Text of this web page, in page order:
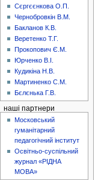
Сєргєєнкова О.П.
Чернобровкін В.М.
Бакланов К.В.
Веретенко Т.Г.
Прокопович Є.М.
Юрченко В.І.
Кудикіна Н.В.
Мартиненко С.М.
Бєлєнька Г.В.
наші партнери
Московський
гуманітарний
педагогічний інститут
Освітньо-суспільний
журнал «РІДНА
МОВА»